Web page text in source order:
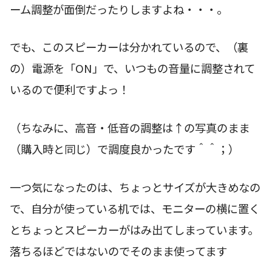
ーム調整が面倒だったりしますよね・・・。
でも、このスピーカーは分かれているので、（裏
の）電源を「ON」で、いつもの音量に調整されて
いるので便利ですよっ！
（ちなみに、高音・低音の調整は↑の写真のまま
（購入時と同じ）で調度良かったです＾＾；）
一つ気になったのは、ちょっとサイズが大きめなの
で、自分が使っている机では、モニターの横に置く
とちょっとスピーカーがはみ出てしまっています。
落ちるほどではないのでそのまま使ってます